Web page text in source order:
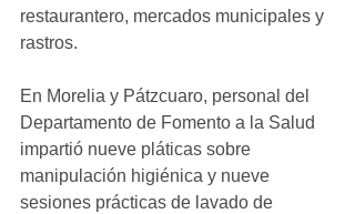
restaurantero, mercados municipales y
rastros.
En Morelia y Pátzcuaro, personal del
Departamento de Fomento a la Salud
impartió nueve pláticas sobre
manipulación higiénica y nueve
sesiones prácticas de lavado de